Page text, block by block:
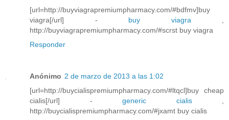
[url=http://buyviagrapremiumpharmacy.com/#bdfmv]buy
viagra[/url] - buy viagra
http://buyviagrapremiumpharmacy.com/#scrst buy viagra
Responder
Anónimo 2 de marzo de 2013 a las 1:02
[url=http://buycialispremiumpharmacy.com/#ltqcl]buy cheap
cialis[/url] - generic cialis,
http://buycialispremiumpharmacy.com/#jxamt buy cialis